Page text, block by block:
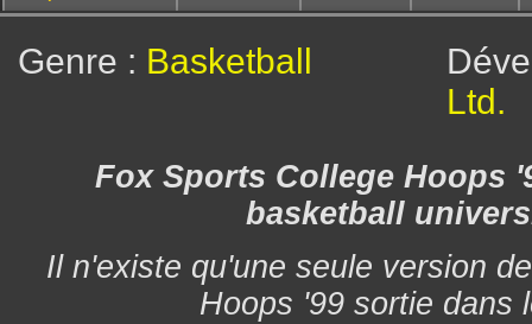
Genre : Basketball
Ltd.
Fox Sports College Hoops
basketball
Il n'existe qu'une seule version
Hoops '99 sortie dans